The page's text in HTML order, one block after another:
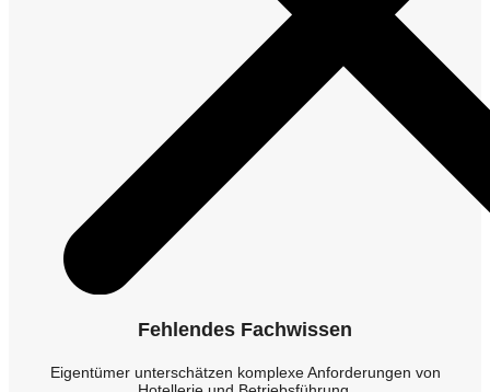
Fehlendes Fachwissen
Eigentümer unterschätzen komplexe Anforderungen von